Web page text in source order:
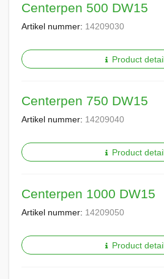
Centerpen 500 DW15
Artikel nummer: 14209030
Product
Centerpen 750 DW15
Artikel nummer: 14209040
Product
Centerpen 1000 DW15
Artikel nummer: 14209050
Product